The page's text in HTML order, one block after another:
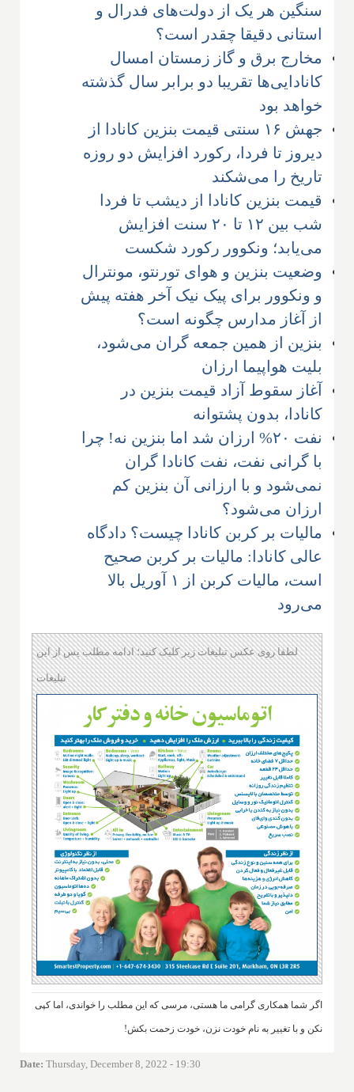
سنگین هر یک از دولت‌های فدرال و
استانی دقیقا چقدر است؟
مخارج برق و گاز زمستان امسال
کانادایی‌ها تقریبا دو برابر سال گذشته
خواهد بود
جهش ۱۶ سنتی قیمت بنزین کانادا از
دیروز تا فردا، رکورد افزایش دو روزه
تاریخ را می‌شکند
قیمت بنزین کانادا از دیشب تا فردا
شب بین ۱۲ تا ۲۰ سنت افزایش
می‌یابد؛ ونکوور رکورد شکست
وضعیت بنزین و هوای تورنتو، مونترال
و ونکوور برای پیک نیک آخر هفته پیش
از آغاز مدارس چگونه است؟
بنزین از همین جمعه گران می‌شود،
بلیت هواپیما ارزان
آغاز سقوط آزاد قیمت بنزین در
کانادا، بدون پشتوانه​
نفت ۲۰% ارزان شد اما بنزین نه! چرا
با گرانی نفت، نفت کانادا گران
نمی‌شود و با ارزانی آن بنزین کم
ارزان می‌شود؟​
مالیات بر کربن کانادا چیست؟ دادگاه
عالی کانادا: مالیات بر کربن صحیح
است، مالیات کربن از ۱ آوریل بالا
می‌رود
لطفا روی عکس تبلیغات زیر کلیک کنید؛ ادامه مطلب پس از این
تبلیغات
اگر شما همکاری گرامی ما هستی، مرسی که این مطلب را خواندی، اما کپی
نکن و با تغییر به نام خودت نزن، خودت زحمت بکش!
Date: Thursday, December 8, 2022 - 19:30